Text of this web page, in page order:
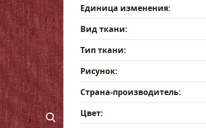
Единица изменения:
Вид ткани:
Тип ткани:
Рисунок:
Страна-производитель:
Цвет: